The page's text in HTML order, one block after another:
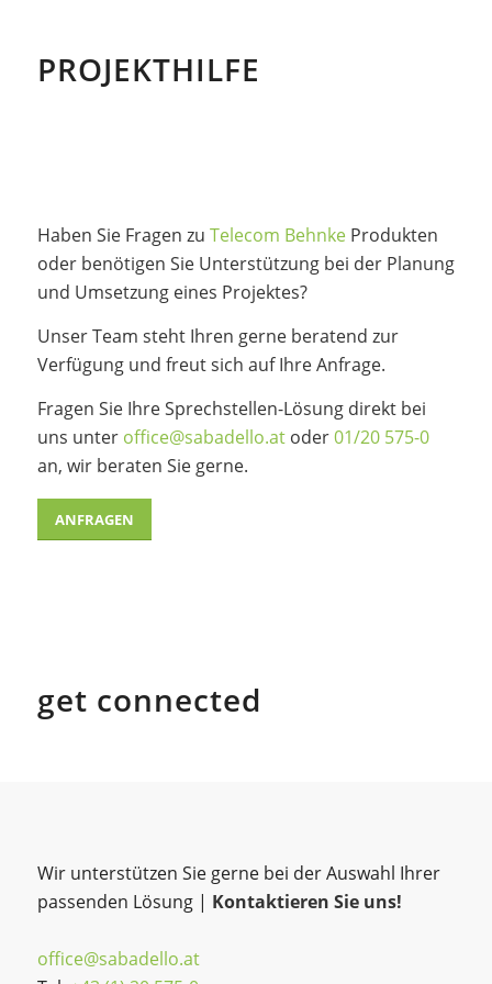
PROJEKTHILFE
Haben Sie Fragen zu Telecom BehnkeProdukten
oder benötigen Sie Unterstützung bei der Planung
und Umsetzung eines Projektes?
Unser Team steht Ihren gerne beratend zur
Verfügung und freut sich auf Ihre Anfrage.
Fragen Sie Ihre Sprechstellen-Lösung direkt bei
uns unter office@sabadello.atoder01/20 575-0
an, wir beraten Sie gerne.
ANFRAGEN
get connected
Wir unterstützen Sie gerne bei der Auswahl Ihrer
passenden Lösung | Kontaktieren Sie uns!
office@sabadello.at